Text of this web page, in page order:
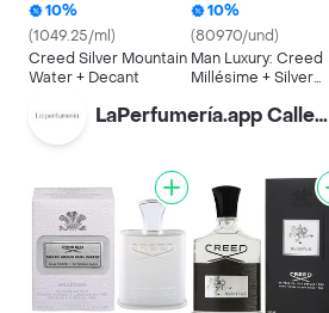
10%
(1049.25/ml)
Creed Silver Mountain
Water + Decant
10%
(80970/und)
Man Luxury: Creed
Millésime + Silver
Sport
LaPerfumería.app Calle93